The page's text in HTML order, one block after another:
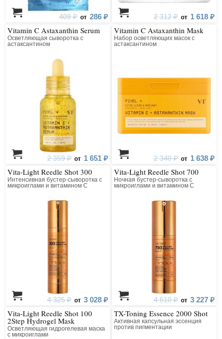
409 ₽ от 286 ₽ 2 312 ₽ от 1 618 ₽
Vitamin C Astaxanthin Serum
Осветляющая сыворотка с
астаксантином
2 359 ₽ от 1 651 ₽
Vitamin C Astaxanthin Mask
Набор осветляющих масок с
астаксантином
2 340 ₽ от 1 638 ₽
Vita-Light Reedle Shot 300
Интенсивная бустер-сыворотка с
микроиглами и витамином C
4 325 ₽ от 3 028 ₽
Vita-Light Reedle Shot 700
Ночная бустер-сыворотка с
микроиглами и витамином C
4 610 ₽ от 3 227 ₽
Vita-Light Reedle Shot 100
2Step Hydrogel Mask
Осветляющая гидрогелевая маска
с микроиглами
TX-Toning Essence 2000 Shot
Активная капсульная эссенция
против пигментации